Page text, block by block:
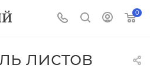
0
листов